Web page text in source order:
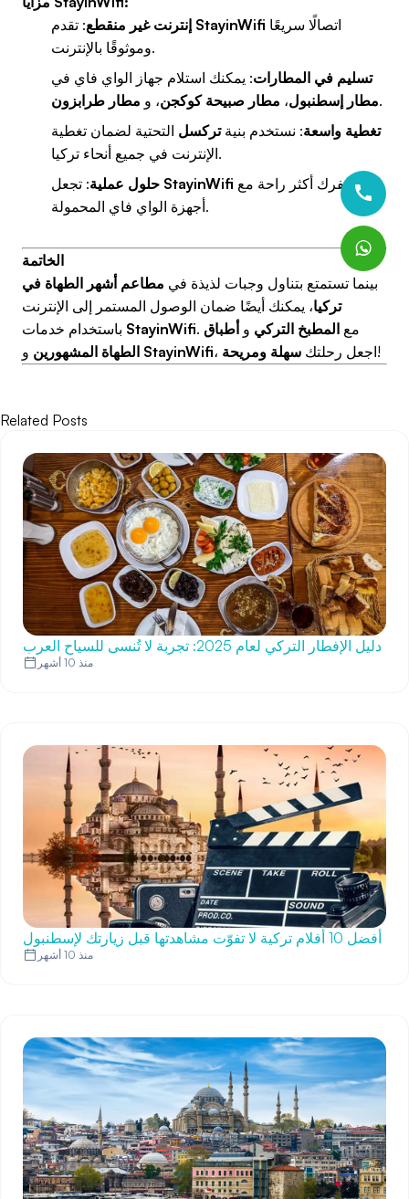
إنترنت غير منقطع StayinWifi
وموثوقًا بالإنترنت.
تسليم في المطارات: يمكنك استلام جهاز الواي فاي في
مطار إسطنبول، مطار صبيحة كوكجن، و مطار طرابزون
.
تغطية واسعة: نستخدم بنيةتركسل التحتية لضمان تغطية
الإنترنت في جميع أنحاء تركيا.
حلول عملية StayinWifi
أجهزة الواي فاي المحمولة.
الخاتمة
بينما تستمتع بتناول وجبات لذيذة في مطاعم أشهر الطهاة في
تركيا، يمكنك أيضًا ضمان الوصول المستمر إلى الإنترنت
StayinWifi . مع المطبخ التركي و أطباق
الطهاة المشهورين StayinWifi ، اجعل رحلتك سهلة ومريحة !
Related Posts
دليل الإفطار التركي لعام 2025: تجربة لا تُنسى للسياح العرب
منذ 10 أشهر
أفضل 10 أفلام تركية لا تفوّت مشاهدتها قبل زيارتك لإسطنبول
منذ 10 أشهر